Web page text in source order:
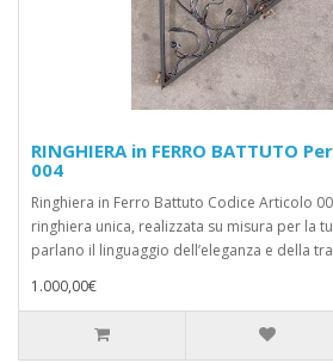
RINGHIERA in FERRO BATTUTO
004
Ringhiera in Ferro Battuto Codice Articolo
ringhiera unica, realizzata su misura per la
parlano il linguaggio dell’eleganza e della
1.000,00€